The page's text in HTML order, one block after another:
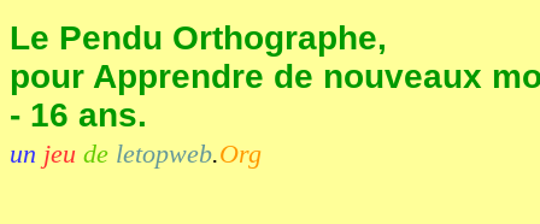
Le Pendu Orthographe,
pour Apprendre de nouveaux
- 16 ans.
un jeu de letopweb.Org